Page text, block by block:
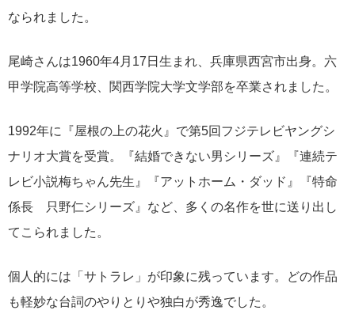
なられました。
尾崎さんは1960年4月17日生まれ、兵庫県西宮市出身。六
甲学院高等学校、関西学院大学文学部を卒業されました。
1992年に『屋根の上の花火』で第5回フジテレビヤングシ
ナリオ大賞を受賞。『結婚できない男シリーズ』『連続テ
レビ小説梅ちゃん先生』『アットホーム・ダッド』『特命
係長 只野仁シリーズ』など、多くの名作を世に送り出し
てこられました。
個人的には「サトラレ」が印象に残っています。どの作品
も軽妙な台詞のやりとりや独白が秀逸でした。